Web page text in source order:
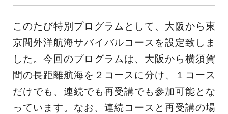
このたび特別プログラムとして、大阪から東
京間外洋航海サバイバルコースを設定致しま
した。今回のプログラムは、大阪から横須賀
間の長距離航海を２コースに分け、１コース
だけでも、連続でも再受講でも参加可能とな
っています。なお、連続コースと再受講の場